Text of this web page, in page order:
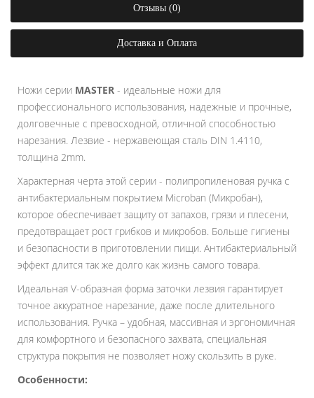
Отзывы (0)
Доставка и Оплата
Ножи серии MASTER - идеальные ножи для
профессионального использования, надежные и прочные,
долговечные с превосходной, отличной способностью
нарезания. Лезвие - нержавеющая сталь DIN 1.4110,
толщина 2mm.
Характерная черта этой серии - полипропиленовая ручка с
антибактериальным покрытием Microban (Микробан),
которое обеспечивает защиту от запахов, грязи и плесени,
предотвращает рост грибков и микробов. Больше гигиены
и безопасности в приготовлении пищи. Антибактериальный
эффект длится так же долго как жизнь самого товара.
Идеальная V-образная форма заточки лезвия гарантирует
точное аккуратное нарезание, даже после длительного
использования. Ручка – удобная, массивная и эргономичная
для комфортного и безопасного захвата, специальная
структура покрытия не позволяет ножу скользить в руке.
Особенности: